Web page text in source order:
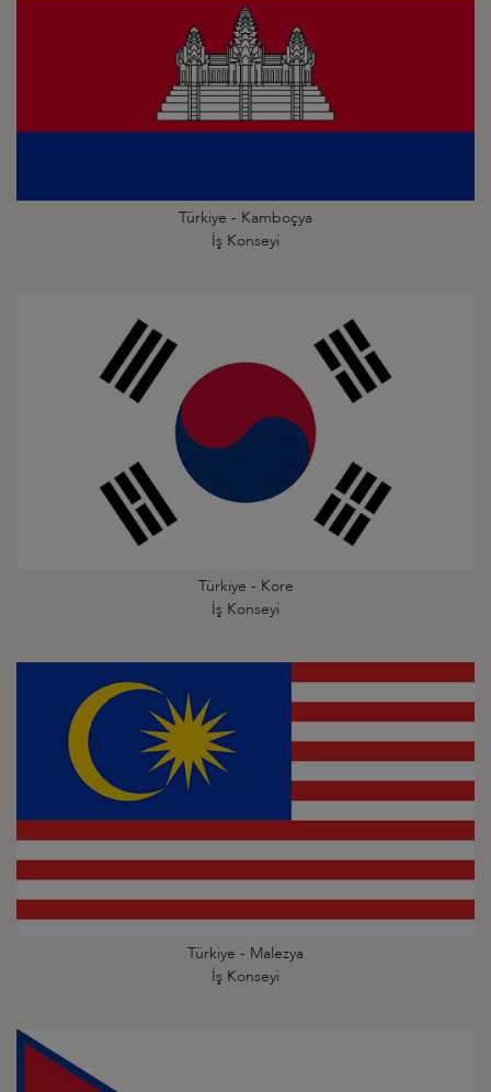
Türkiye - Kamboçya
İş Konseyi
Türkiye - Kore
İş Konseyi
Türkiye - Malezya
İş Konseyi